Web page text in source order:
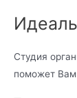
Студия
поможет